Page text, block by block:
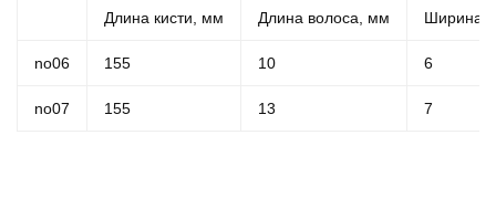
Длина кисти, мм Длина волоса, мм Ширина
no06 155 10 6
no07 155 13 7